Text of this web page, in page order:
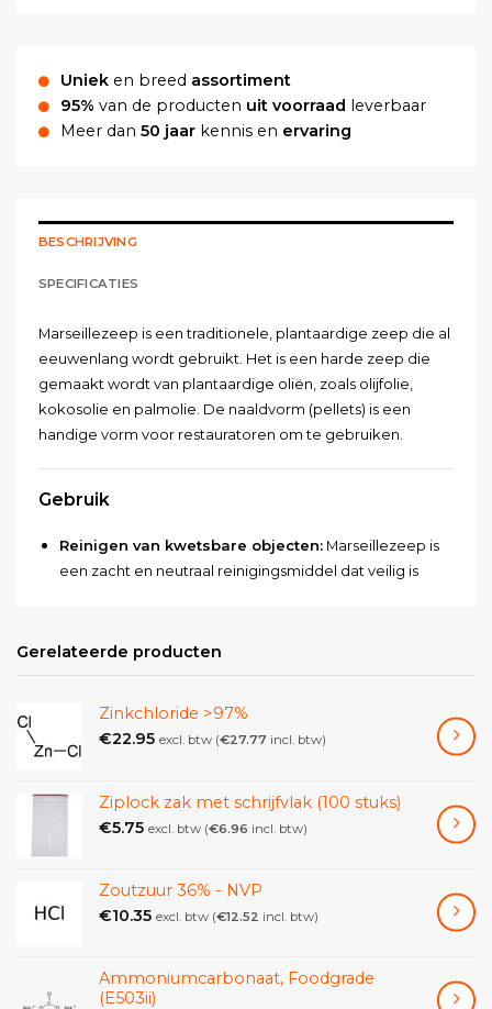
Uniek en breed assortiment
95% van de producten uit voorraad
leverbaar
Meer dan 50 jaar kennis en ervaring
BESCHRIJVING
SPECIFICATIES
Marseillezeep is een traditionele, plantaardige zeep die al
eeuwenlang wordt gebruikt. Het is een harde zeep die
gemaakt wordt van plantaardige oliën, zoals olijfolie,
kokosolie en palmolie. De naaldvorm (pellets) is een
handige vorm voor restauratoren om te gebruiken.
Gebruik
Reinigen van kwetsbare objecten:Marseillezeep is
een zacht en neutraal reinigingsmiddel dat veilig is
Verwijderen van vuil en vlekken:
in het verwijderen van vuil, vet en vlekken.
Conservering van objecten:
worden gebruikt om objecten te conserveren door ze
Eigenschappen
plantaardige olieën en bevat geen dierlijke
afbreekbaar en dus milieuvriendelijk.
Gerelateerde producten
Zinkchloride >97%
€22.95 excl. btw (€27.77 incl. btw)
Ziplock zak met schrijfvlak (100 stuks)
€5.75 excl. btw (€6.96 incl. btw)
Zoutzuur 36% - NVP
€10.35 excl. btw (€12.52 incl. btw)
Ammoniumcarbonaat, Foodgrade
(E503ii)